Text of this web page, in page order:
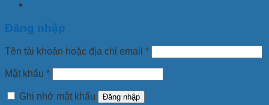
Đăng nhập
Tên tài khoản hoặc địa chỉ email *
Mật khẩu *
Ghi nhớ mật khẩu Đăng nhập